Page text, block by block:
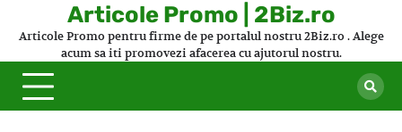
Articole Promo | 2Biz.ro
Articole Promo pentru firme de pe portalul nostru 2Biz.ro . Alege
acum sa iti promovezi afacerea cu ajutorul nostru.